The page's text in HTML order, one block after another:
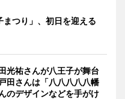
つり」、初日を迎える
光祐さんが八王子が舞台
田さんは「八八八八八幡
のデザインなどを手がけ